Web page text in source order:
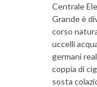
Centrale
Grande è
corso
uccelli
germani
coppia di
sosta